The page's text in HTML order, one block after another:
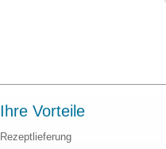
Ihre Vorteile
Rezeptlieferung